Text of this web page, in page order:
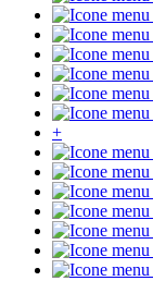
+